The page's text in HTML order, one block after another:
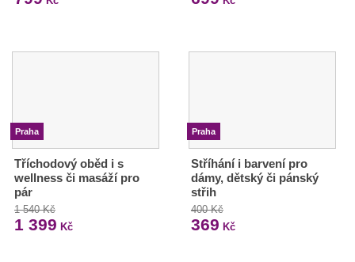
Praha
Tříchodový oběd i s
wellness či masáží pro
pár
1 540 Kč
1 399 Kč
Praha
Stříhání i barvení pro
dámy, dětský či pánský
střih
400 Kč
369 Kč